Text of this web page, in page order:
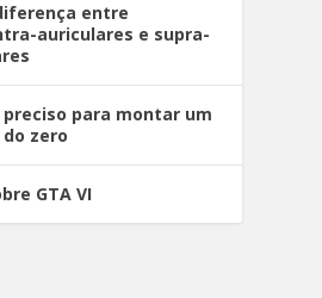
entre
auriculares e supra-
preciso para montar um
zero
GTA VI